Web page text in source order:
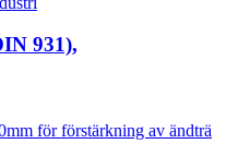
931),